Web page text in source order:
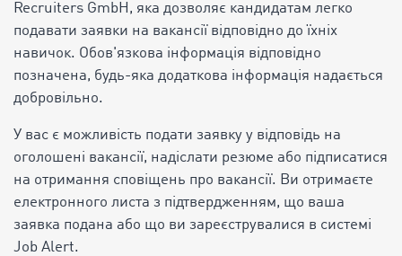
Recruiters GmbH, яка дозволяє кандидатам легко
подавати заявки на вакансії відповідно до їхніх
навичок. Обов'язкова інформація відповідно
позначена, будь-яка додаткова інформація надається
добровільно.
У вас є можливість подати заявку у відповідь на
оголошені вакансії, надіслати резюме або підписатися
на отримання сповіщень про вакансії. Ви отримаєте
електронного листа з підтвердженням, що ваша
заявка подана або що ви зареєструвалися в системі
Job Alert.